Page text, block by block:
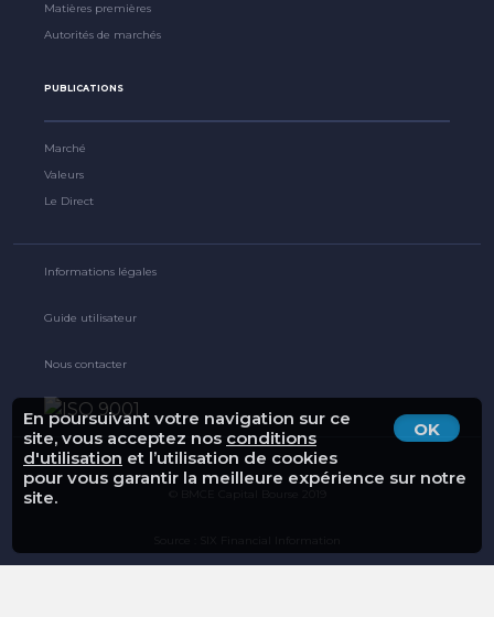
OK
En poursuivant votre navigation sur ce
site, vous acceptez nos conditions
d'utilisation et l’utilisation de cookies
pour vous garantir la meilleure expérience sur notre
site.
Matières premières
Autorités de marchés
PUBLICATIONS
Marché
Valeurs
Le Direct
Informations légales
Guide utilisateur
Nous contacter